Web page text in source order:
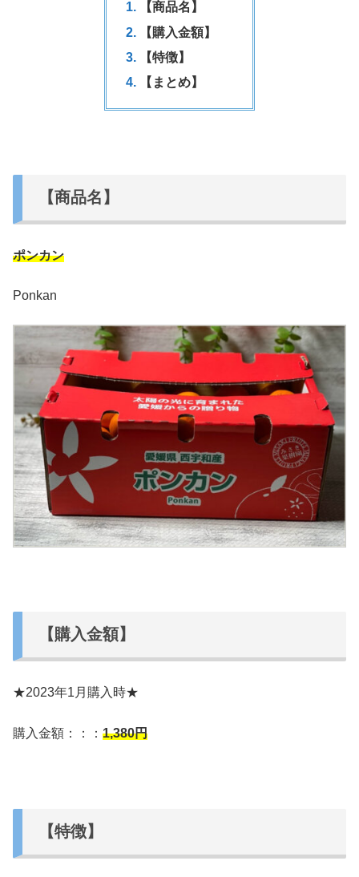
【商品名】
【購入金額】
【特徴】
【まとめ】
【商品名】
ポンカン
Ponkan
【購入金額】
★2023年1月購入時★
購入金額：：： 1,380円
【特徴】